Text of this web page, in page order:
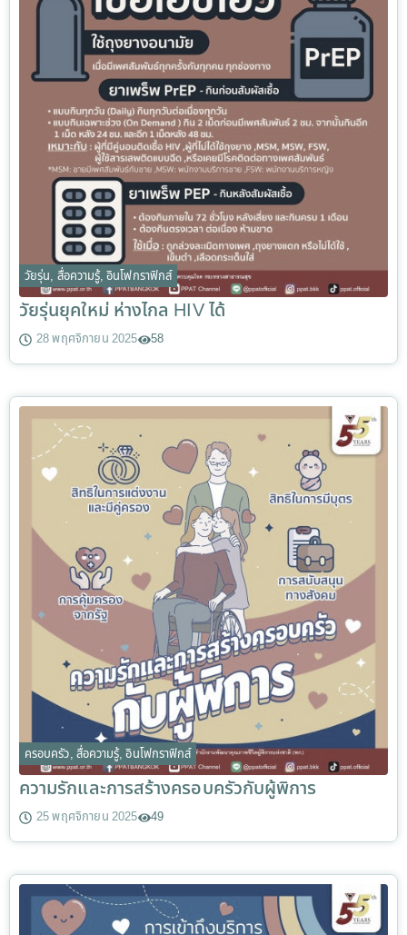
วัยรุ่น, สื่อความรู้,อินโฟกราฟิกส์
วัยรุ่นยุคใหม่ ห่างไกล HIV ได้
28 พฤศจิกายน 2025 58
ครอบครัว, สื่อความรู้,อินโฟกราฟิกส์
ความรักและการสร้างครอบครัวกับผู้พิการ
25 พฤศจิกายน 2025 49